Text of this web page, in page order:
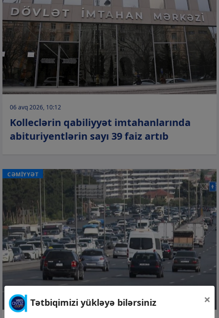
06 avq 2026, 10:12
Kolleclərin qabiliyyət imtahanlarında
abituriyentlərin sayı 39 faiz artıb
CƏMİYYƏT
Tətbiqimizi yükləyə bilərsiniz ×